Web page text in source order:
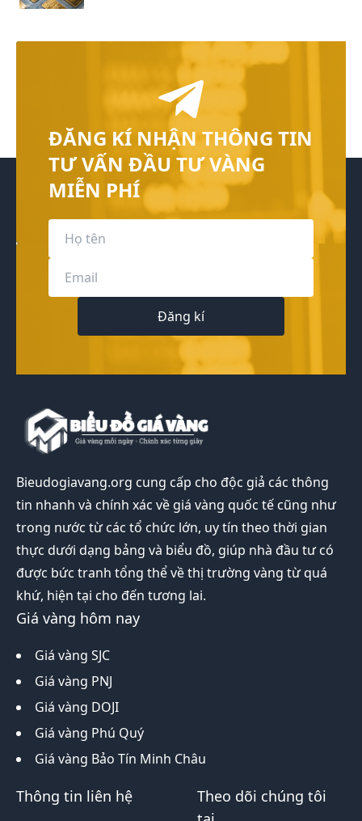
ĐĂNG KÍ NHẬN THÔNG TIN
TƯ VẤN ĐẦU TƯ VÀNG
MIỄN PHÍ
Đăng kí
Bieudogiavang.org cung cấp cho độc giả các thông
tin nhanh và chính xác về giá vàng quốc tế cũng như
trong nước từ các tổ chức lớn, uy tín theo thời gian
thực dưới dạng bảng và biểu đồ, giúp nhà đầu tư có
được bức tranh tổng thể về thị trường vàng từ quá
khứ, hiện tại cho đến tương lai.
Giá vàng hôm nay
Giá vàng SJC
Giá vàng PNJ
Giá vàng DOJI
Giá vàng Phú Quý
Giá vàng Bảo Tín Minh Châu
Thông tin liên hệ
Theo dõi chúng tôi